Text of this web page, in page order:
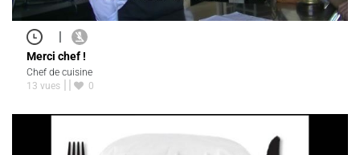
|
Merci chef !
Chef de cuisine
13 vues
0